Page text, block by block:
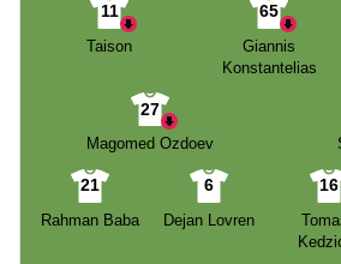
11
Taison
65
Giannis
Konstantelias
27
Magomed Ozdoev
21
Rahman Baba
6
Dejan Lovren
16